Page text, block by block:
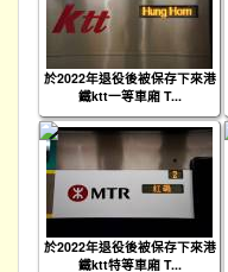
於2022年退役後被保存下來港
鐵ktt一等車廂 T...
於2022年退役後被保存下來港
鐵ktt特等車廂 T...